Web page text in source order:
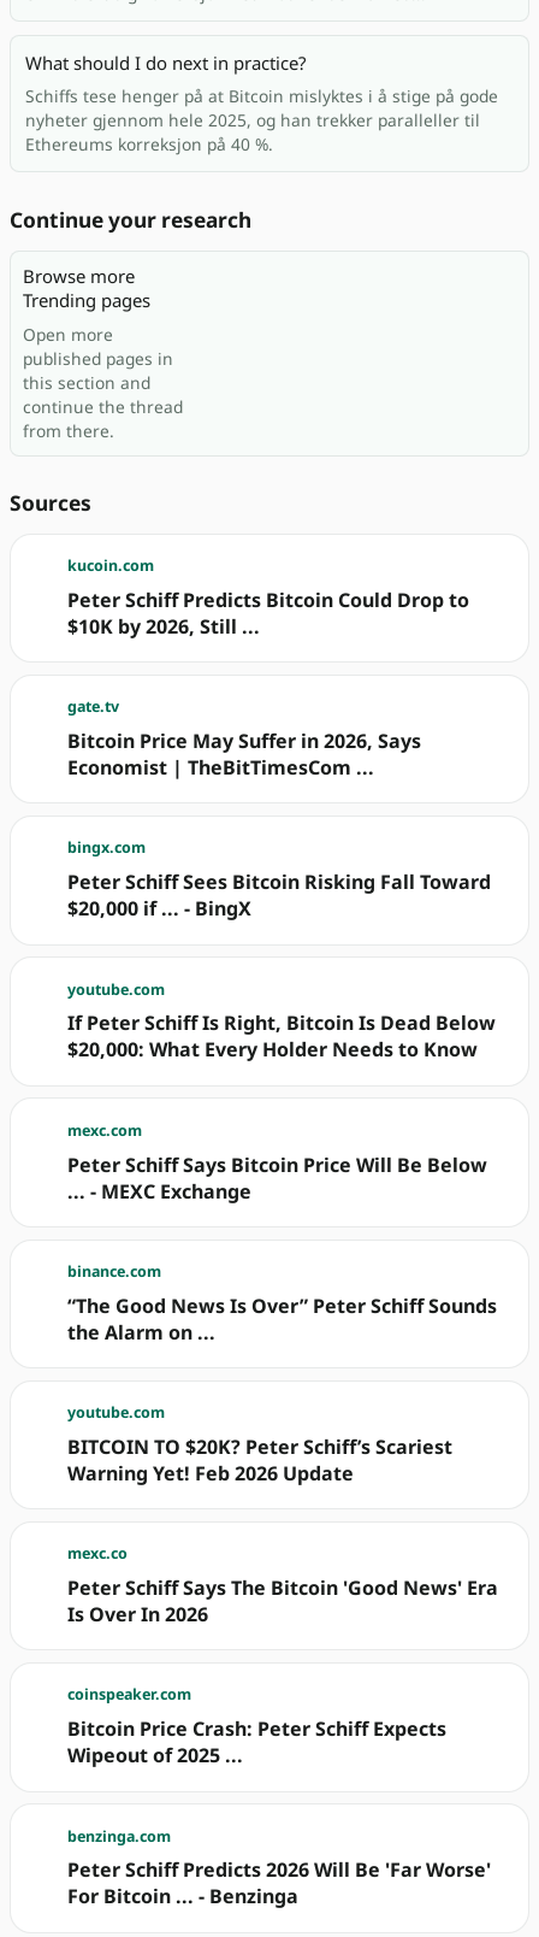
What should I do next in practice?
Schiffs tese henger på at Bitcoin mislyktes i å stige på gode
nyheter gjennom hele 2025, og han trekker paralleller til
Ethereums korreksjon på 40 %.
Continue your research
Browse more
Trending pages
Open more
published pages in
this section and
continue the thread
from there.
Sources
kucoin.com
Peter Schiff Predicts Bitcoin Could Drop to
$10K by 2026, Still ...
gate.tv
Bitcoin Price May Suffer in 2026, Says
Economist | TheBitTimesCom ...
bingx.com
Peter Schiff Sees Bitcoin Risking Fall Toward
$20,000 if ... - BingX
youtube.com
If Peter Schiff Is Right, Bitcoin Is Dead Below
$20,000: What Every Holder Needs to Know
mexc.com
Peter Schiff Says Bitcoin Price Will Be Below
... - MEXC Exchange
binance.com
“The Good News Is Over” Peter Schiff Sounds
the Alarm on ...
youtube.com
BITCOIN TO $20K? Peter Schiff’s Scariest
Warning Yet! Feb 2026 Update
mexc.co
Peter Schiff Says The Bitcoin 'Good News' Era
Is Over In 2026
coinspeaker.com
Bitcoin Price Crash: Peter Schiff Expects
Wipeout of 2025 ...
benzinga.com
Peter Schiff Predicts 2026 Will Be 'Far Worse'
For Bitcoin ... - Benzinga